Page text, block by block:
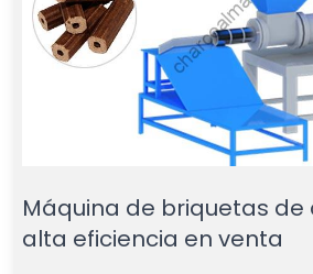
Máquina de briquetas de
alta eficiencia en venta